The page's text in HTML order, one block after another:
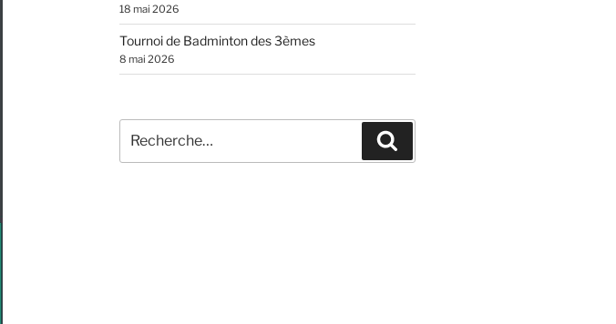
18 mai 2026
Tournoi de Badminton des 3èmes
8 mai 2026
pour
: